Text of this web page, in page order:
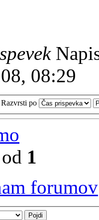
08:29
Razvrsti po
od 1
forumov